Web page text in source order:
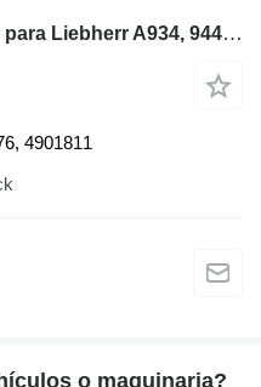
Banner 6205121 acumulador para Liebherr A934, 944, A954, LH120, LH40, LH50, LH60, LH80, R954, R984, TA23 excavadora
4901811
o maquinaria?